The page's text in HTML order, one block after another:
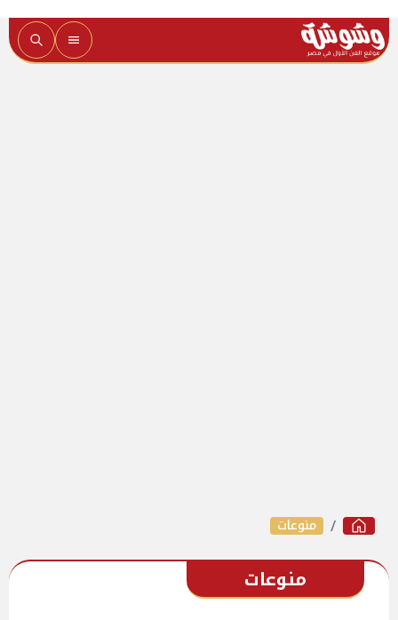
منوعات
منوعات